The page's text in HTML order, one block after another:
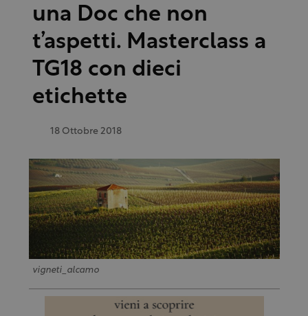
una Doc che non
t’aspetti. Masterclass a
TG18 con dieci
etichette
18 Ottobre 2018
vigneti_alcamo